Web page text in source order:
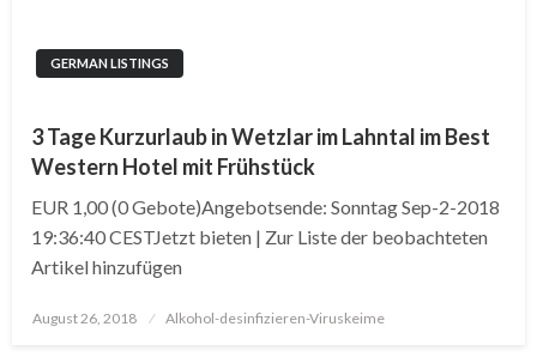
GERMAN LISTINGS
3 Tage Kurzurlaub in Wetzlar im Lahntal im Best
Western Hotel mit Frühstück
EUR 1,00 (0 Gebote)Angebotsende: Sonntag Sep-2-2018
19:36:40 CESTJetzt bieten | Zur Liste der beobachteten
Artikel hinzufügen
Posted
August 26, 2018 Alkohol-desinfizieren-Viruskeime